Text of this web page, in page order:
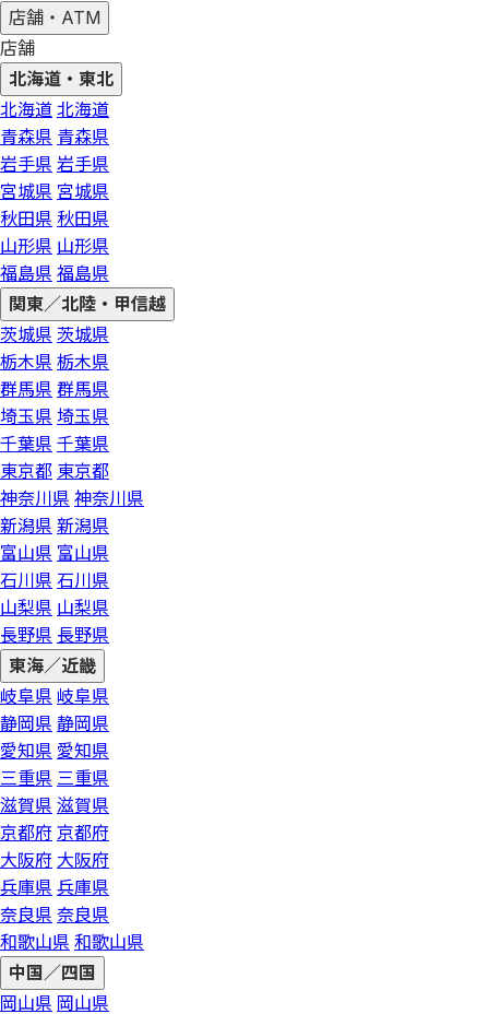
店舗・ATM
店舗
北海道・東北
北海道 北海道
青森県 青森県
岩手県 岩手県
宮城県 宮城県
秋田県 秋田県
山形県 山形県
福島県 福島県
関東／北陸・甲信越
茨城県 茨城県
栃木県 栃木県
群馬県 群馬県
埼玉県 埼玉県
千葉県 千葉県
東京都 東京都
神奈川県 神奈川県
新潟県 新潟県
富山県 富山県
石川県 石川県
山梨県 山梨県
長野県 長野県
東海／近畿
岐阜県 岐阜県
静岡県 静岡県
愛知県 愛知県
三重県 三重県
滋賀県 滋賀県
京都府 京都府
大阪府 大阪府
兵庫県 兵庫県
奈良県 奈良県
和歌山県 和歌山県
中国／四国
岡山県 岡山県